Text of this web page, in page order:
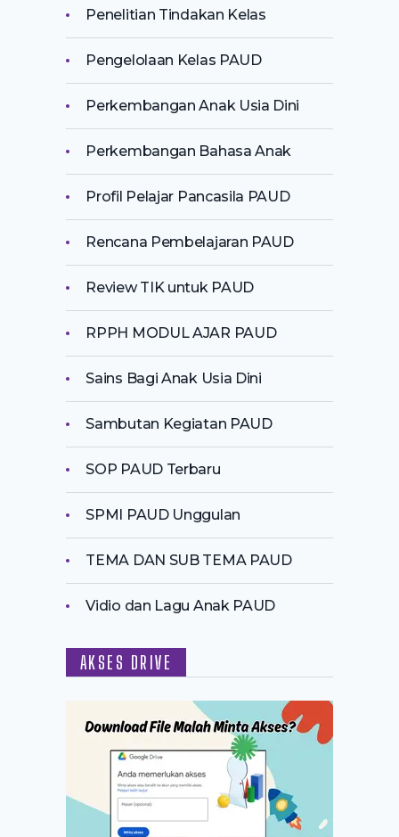
Penelitian Tindakan Kelas
Pengelolaan Kelas PAUD
Perkembangan Anak Usia Dini
Perkembangan Bahasa Anak
Profil Pelajar Pancasila PAUD
Rencana Pembelajaran PAUD
Review TIK untuk PAUD
RPPH MODUL AJAR PAUD
Sains Bagi Anak Usia Dini
Sambutan Kegiatan PAUD
SOP PAUD Terbaru
SPMI PAUD Unggulan
TEMA DAN SUB TEMA PAUD
Vidio dan Lagu Anak PAUD
AKSES DRIVE